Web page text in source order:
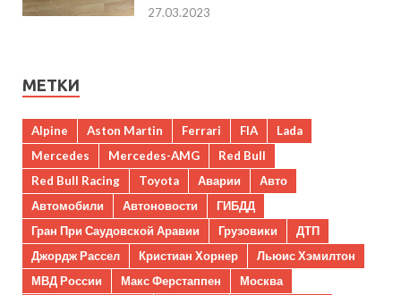
27.03.2023
МЕТКИ
Alpine Aston Martin Ferrari FIA
Lada
Mercedes
Mercedes-AMG
Red Bull
Red Bull Racing
Toyota Аварии
Авто
Автомобили
Автоновости
ГИБДД
Гран При Саудовской Аравии
Грузовики
ДТП
Джордж Рассел
Кристиан Хорнер
Льюис Хэмилтон
МВД России
Макс Ферстаппен
Москва